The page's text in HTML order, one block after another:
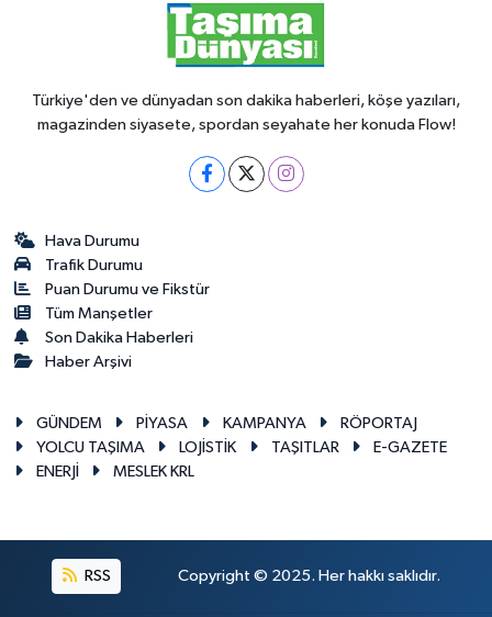
Türkiye'den ve dünyadan son dakika haberleri, köşe yazıları,
magazinden siyasete, spordan seyahate her konuda Flow!
Hava Durumu
Trafik Durumu
Puan Durumu ve Fikstür
Tüm Manşetler
Son Dakika Haberleri
Haber Arşivi
GÜNDEM PİYASA KAMPANYA
RÖPORTAJ
YOLCU TAŞIMA
LOJİSTİK TAŞITLAR
E-GAZETE
ENERJİ
MESLEK KRL
RSS Copyright © 2025. Her hakkı saklıdır.